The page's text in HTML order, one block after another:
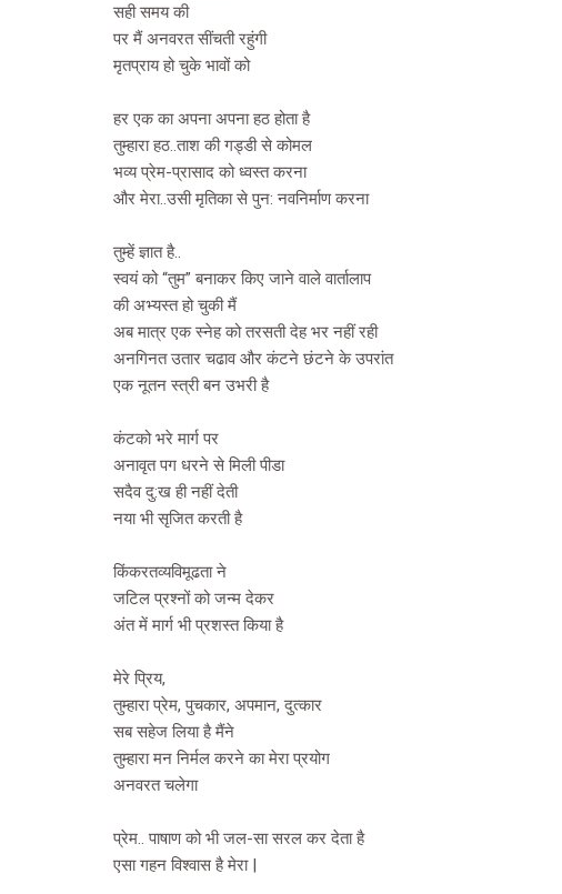
सही समय की
पर मैं अनवरत सींचती रहुंगी
मृतप्राय हो चुके भावों को
हर एक का अपना अपना हठ होता है
तुम्हारा हठ..ताश की गड्डी से कोमल
भव्य प्रेम-प्रासाद को ध्वस्त करना
और मेरा..उसी मृतिका से पुन: नवनिर्माण करना
तुम्हें ज्ञात है..
स्वयं को “तुम” बनाकर किए जाने वाले वार्तालाप
की अभ्यस्त हो चुकी मैं
अब मात्र एक स्नेह को तरसती देह भर नहीं रही
अनगिनत उतार चढाव और कंटने छंटने के उपरांत
एक नूतन स्त्री बन उभरी है
कंटको भरे मार्ग पर
अनावृत पग धरने से मिली पीडा
सदैव दु:ख ही नहीं देती
नया भी सृजित करती है
किंकरतव्यविमूढता ने
जटिल प्रश्नों को जन्म देकर
अंत में मार्ग भी प्रशस्त किया है
मेरे प्रिय,
तुम्हारा प्रेम, पुचकार, अपमान, दुत्कार
सब सहेज लिया है मैंने
तुम्हारा मन निर्मल करने का मेरा प्रयोग
अनवरत चलेगा
प्रेम.. पाषाण को भी जल-सा सरल कर देता है
एसा गहन विश्वास है मेरा |